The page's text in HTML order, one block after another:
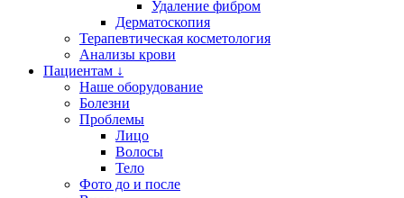
Удаление фибром
Дерматоскопия
Терапевтическая косметология
Анализы крови
Пациентам ↓
Наше оборудование
Болезни
Проблемы
Лицо
Волосы
Тело
Фото до и после